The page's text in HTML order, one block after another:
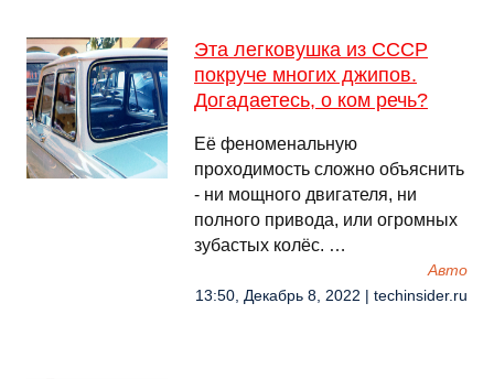
Эта легковушка из СССР
покруче многих джипов.
Догадаетесь, о ком речь?
Её феноменальную
проходимость сложно объяснить
- ни мощного двигателя, ни
полного привода, или огромных
зубастых колёс. …
Авто
13:50, Декабрь 8, 2022 | techinsider.ru